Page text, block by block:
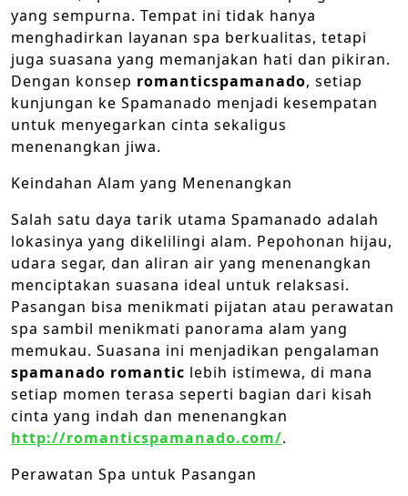
yang sempurna. Tempat ini tidak hanya
menghadirkan layanan spa berkualitas, tetapi
juga suasana yang memanjakan hati dan pikiran.
Dengan konsep romanticspamanado, setiap
kunjungan ke Spamanado menjadi kesempatan
untuk menyegarkan cinta sekaligus
menenangkan jiwa.
Keindahan Alam yang Menenangkan
Salah satu daya tarik utama Spamanado adalah
lokasinya yang dikelilingi alam. Pepohonan hijau,
udara segar, dan aliran air yang menenangkan
menciptakan suasana ideal untuk relaksasi.
Pasangan bisa menikmati pijatan atau perawatan
spa sambil menikmati panorama alam yang
memukau. Suasana ini menjadikan pengalaman
spamanado romantic lebih istimewa, di mana
setiap momen terasa seperti bagian dari kisah
cinta yang indah dan menenangkan
http://romanticspamanado.com/.
Perawatan Spa untuk Pasangan